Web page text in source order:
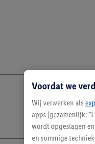
Voordat we
Wij verwerken als
apps (gezamenlijk:
wordt opgeslagen
en sommige